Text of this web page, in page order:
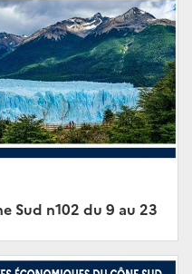
Sud n102 du 9 au 23